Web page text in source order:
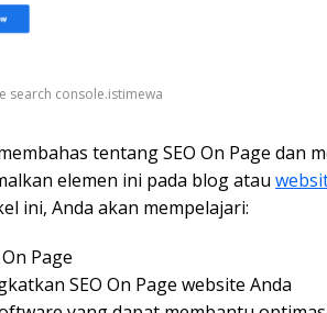
search console.istimewa
tentang SEO On Page dan
elemen ini pada blog atau
ini, Anda akan mempelajari:
Page
SEO On Page website Anda